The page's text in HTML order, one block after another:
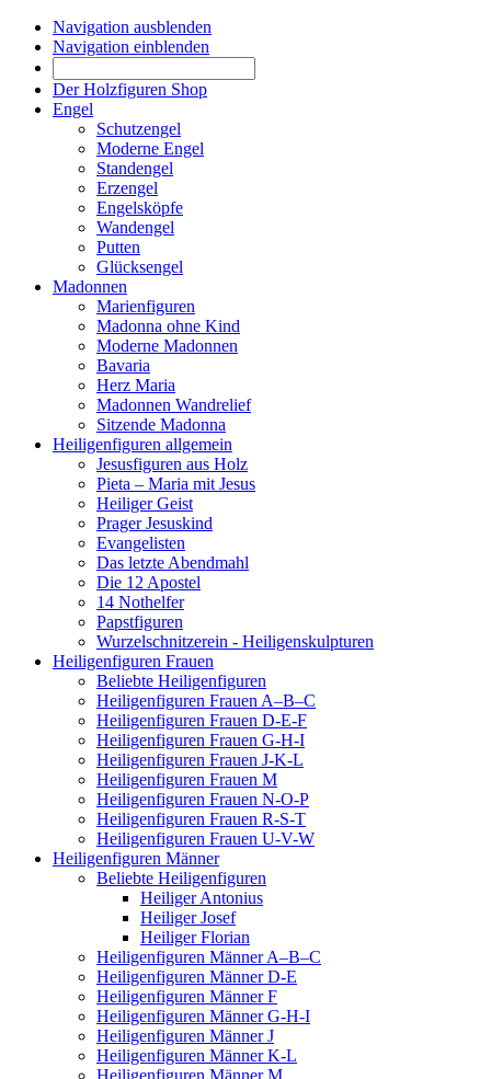
Navigation ausblenden
Navigation einblenden
Der Holzfiguren Shop
Engel
Schutzengel
Moderne Engel
Standengel
Erzengel
Engelsköpfe
Wandengel
Putten
Glücksengel
Madonnen
Marienfiguren
Madonna ohne Kind
Moderne Madonnen
Bavaria
Herz Maria
Madonnen Wandrelief
Sitzende Madonna
Heiligenfiguren allgemein
Jesusfiguren aus Holz
Pieta – Maria mit Jesus
Heiliger Geist
Prager Jesuskind
Evangelisten
Das letzte Abendmahl
Die 12 Apostel
14 Nothelfer
Papstfiguren
Wurzelschnitzerein - Heiligenskulpturen
Heiligenfiguren Frauen
Beliebte Heiligenfiguren
Heiligenfiguren Frauen A–B–C
Heiligenfiguren Frauen D-E-F
Heiligenfiguren Frauen G-H-I
Heiligenfiguren Frauen J-K-L
Heiligenfiguren Frauen M
Heiligenfiguren Frauen N-O-P
Heiligenfiguren Frauen R-S-T
Heiligenfiguren Frauen U-V-W
Heiligenfiguren Männer
Beliebte Heiligenfiguren
Heiliger Antonius
Heiliger Josef
Heiliger Florian
Heiligenfiguren Männer A–B–C
Heiligenfiguren Männer D-E
Heiligenfiguren Männer F
Heiligenfiguren Männer G-H-I
Heiligenfiguren Männer J
Heiligenfiguren Männer K-L
Heiligenfiguren Männer M